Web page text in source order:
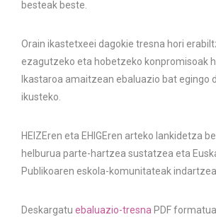
besteak beste.
Orain ikastetxeei dagokie tresna hori
ezagutzeko eta hobetzeko konpromisoak
Ikastaroa amaitzean ebaluazio bat egingo
ikusteko.
HEIZEren eta EHIGEren arteko lankidetza
helburua parte-hartzea sustatzea eta
Publikoaren eskola-komunitateak
Deskargatu ebaluazio-tresna PDF